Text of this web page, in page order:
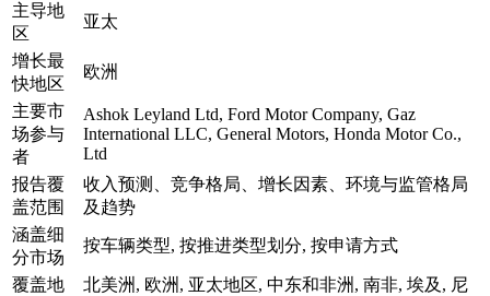
主导地
区
亚太
增长最
快地区
欧洲
主要市
场参与
者
Ashok Leyland Ltd, Ford Motor Company, Gaz
International LLC, General Motors, Honda Motor Co.,
Ltd
报告覆
盖范围
收入预测、竞争格局、增长因素、环境与监管格局
及趋势
涵盖细
分市场
按车辆类型, 按推进类型划分, 按申请方式
覆盖地
北美洲, 欧洲, 亚太地区, 中东和非洲, 南非, 埃及, 尼